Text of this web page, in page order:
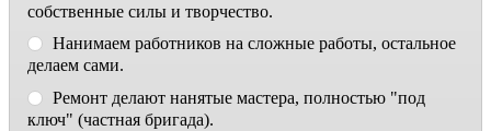
собственные силы и творчество.
Нанимаем работников на сложные работы, остальное
делаем сами.
Ремонт делают нанятые мастера, полностью "под
ключ" (частная бригада).